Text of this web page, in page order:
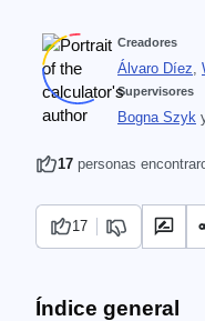
Creadores
Álvaro Díez,
Supervisores
Bogna Szyk
17 personas
17
Índice general